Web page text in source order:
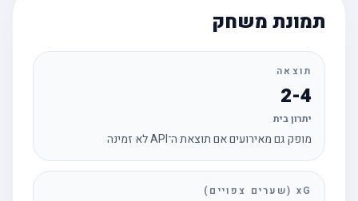
תמונת משחק
תוצאה
2-4
יתרון בית
מופק גם מאירועים אם תוצאת ה־API לא זמינה
xG (שערים צפויים)